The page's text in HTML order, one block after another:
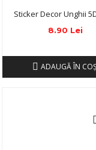
Sticker Decor Unghii
8.90 Lei
ADAUGĂ ÎN COŞ